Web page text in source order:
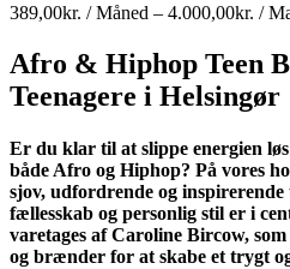
389,00kr. / Måned – 4.000,00kr. /
Afro & Hiphop Teen
Teenagere i Helsingør
Er du klar til at slippe energien
både Afro og Hiphop? På vores
sjov, udfordrende og
fællesskab og personlig stil er i
varetages af Caroline Bircow,
og brænder for at skabe et trygt